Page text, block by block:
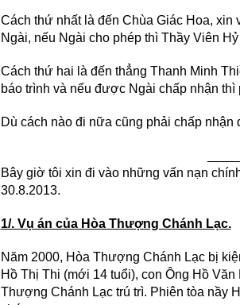
Cách thứ nhất là đến Chùa Giác Hoa,
Ngài, nếu Ngài cho phép thì Thầy Viên
Cách thứ hai là đến thẳng Thanh Minh
báo trình và nếu được Ngài chấp nhận
Dù cách nào đi nữa cũng phải chấp nhận
Bây giờ tôi xin đi vào những vấn nạn
30.8.2013.
1/. Vụ án của Hòa Thượng Chánh Lạc.
Năm 2000, Hòa Thượng Chánh Lạc bị
Hồ Thị Thi (mới 14 tuổi), con Ông Hồ
Thượng Chánh Lạc trú trì. Phiên tòa nầy